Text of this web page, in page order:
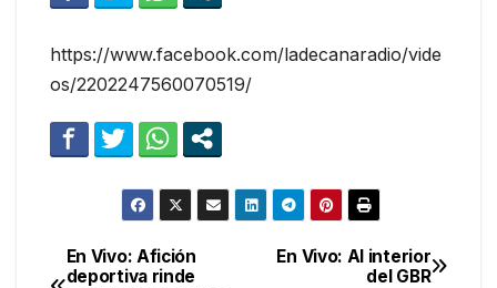
https://www.facebook.com/ladecanaradio/vide
os/2202247560070519/
Navegación
En Vivo: Al interior
del GBR
En Vivo: Afición
deportiva rinde